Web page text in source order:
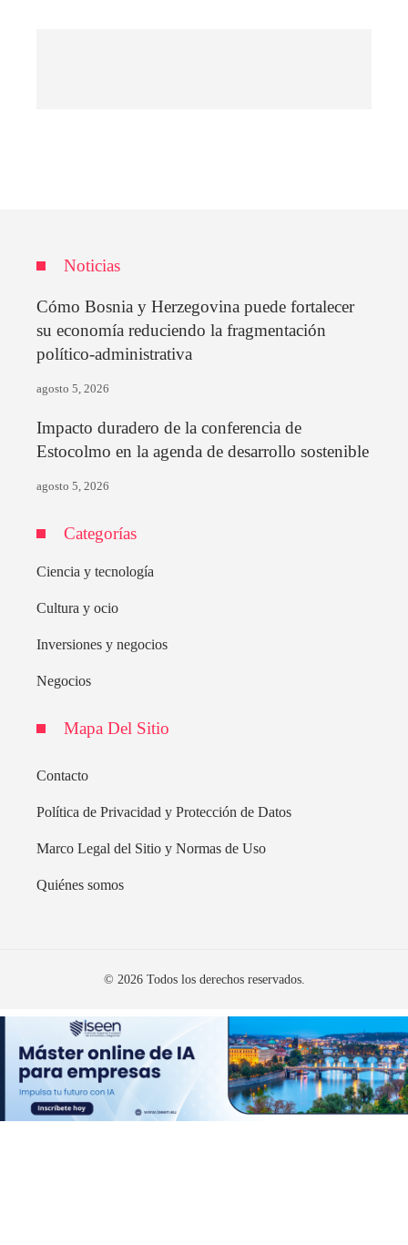
Noticias
Cómo Bosnia y Herzegovina puede fortalecer
su economía reduciendo la fragmentación
político-administrativa
agosto 5, 2026
Impacto duradero de la conferencia de
Estocolmo en la agenda de desarrollo sostenible
agosto 5, 2026
Categorías
Ciencia y tecnología
Cultura y ocio
Inversiones y negocios
Negocios
Mapa Del Sitio
Contacto
Política de Privacidad y Protección de Datos
Marco Legal del Sitio y Normas de Uso
Quiénes somos
© 2026 Todos los derechos reservados.